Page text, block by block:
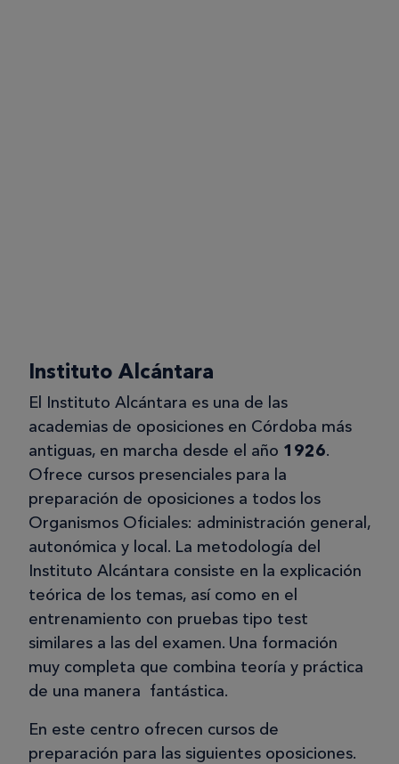
Instituto Alcántara
El Instituto Alcántara es una de las
academias de oposiciones en Córdoba más
antiguas, en marcha desde el año 1926.
Ofrece cursos presenciales para la
preparación de oposiciones a todos los
Organismos Oficiales: administración general,
autonómica y local. La metodología del
Instituto Alcántara consiste en la explicación
teórica de los temas, así como en el
entrenamiento con pruebas tipo test
similares a las del examen. Una formación
muy completa que combina teoría y práctica
de una manera fantástica.
En este centro ofrecen cursos de
preparación para las siguientes oposiciones.